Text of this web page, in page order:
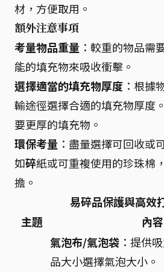
材，方便取用。
額外注意事項
考量物品重量 ：較重的物品需
能的填充物來吸收衝擊。
選擇適當的填充物厚度 ：根據
輸途徑選擇合適的填充物厚度
要更厚的填充物。
環保考量 ：盡量選擇可回收或
如碎紙或可重複使用的珍珠棉
擔。
易碎品保護與高效
主題
內容
氣泡布/氣泡袋 ：提供
品大小選擇氣泡大小。